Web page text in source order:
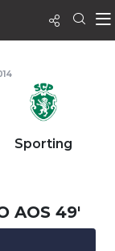
Sporting
AOS 49'